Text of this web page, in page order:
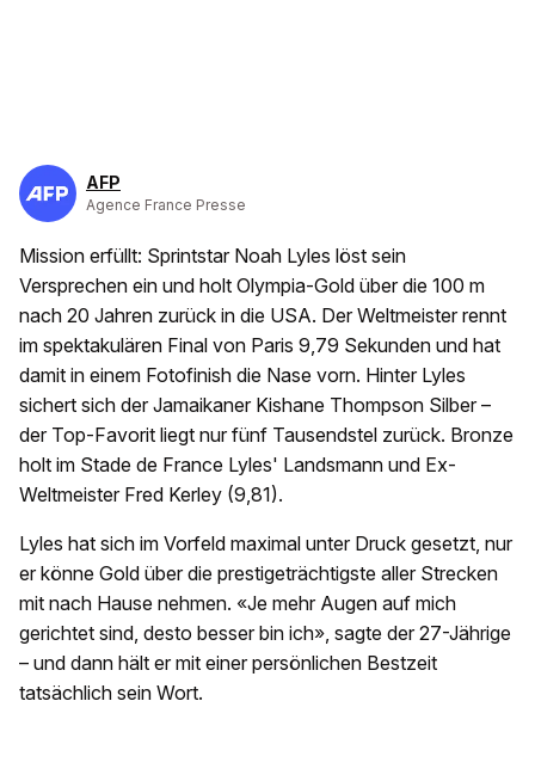
AFP
Agence France Presse
Mission erfüllt: Sprintstar Noah Lyles löst sein
Versprechen ein und holt Olympia-Gold über die 100 m
nach 20 Jahren zurück in die USA. Der Weltmeister rennt
im spektakulären Final von Paris 9,79 Sekunden und hat
damit in einem Fotofinish die Nase vorn. Hinter Lyles
sichert sich der Jamaikaner Kishane Thompson Silber –
der Top-Favorit liegt nur fünf Tausendstel zurück. Bronze
holt im Stade de France Lyles' Landsmann und Ex-
Weltmeister Fred Kerley (9,81).
Lyles hat sich im Vorfeld maximal unter Druck gesetzt, nur
er könne Gold über die prestigeträchtigste aller Strecken
mit nach Hause nehmen. «Je mehr Augen auf mich
gerichtet sind, desto besser bin ich», sagte der 27-Jährige
– und dann hält er mit einer persönlichen Bestzeit
tatsächlich sein Wort.